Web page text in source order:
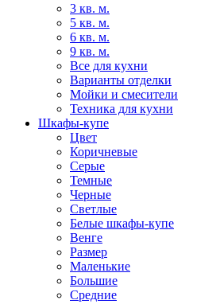
3 кв. м.
5 кв. м.
6 кв. м.
9 кв. м.
Все для кухни
Варианты отделки
Мойки и смесители
Техника для кухни
Шкафы-купе
Цвет
Коричневые
Серые
Темные
Черные
Светлые
Белые шкафы-купе
Венге
Размер
Маленькие
Большие
Средние